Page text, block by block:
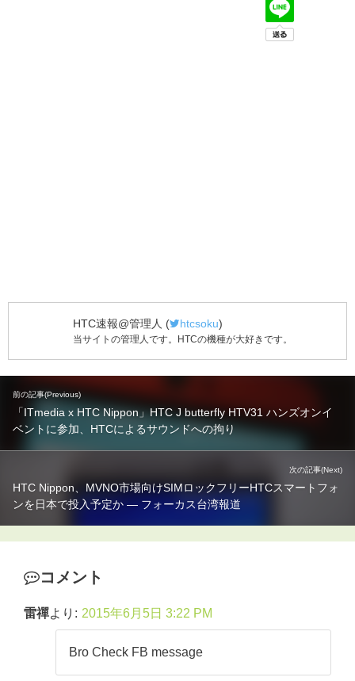
HTC速報@管理人 ( htcsoku)
当サイトの管理人です。HTCの機種が大好きです。
前の記事(Previous)
「ITmedia x HTC Nippon」HTC J butterfly HTV31 ハンズオンイ
ベントに参加、HTCによるサウンドへの拘り
次の記事(Next)
HTC Nippon、MVNO市場向けSIMロックフリーHTCスマートフォ
ンを日本で投入予定か ― フォーカス台湾報道
コメント
雷禪より: 2015年6月5日 3:22 PM
Bro Check FB message